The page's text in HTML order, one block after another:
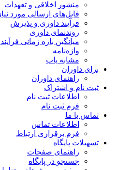
منشور اخلاقی و تعهدات
فایل‌های ارسالی مورد
فرآیند داوری و پذیرش
روندنمای داوری
میانگین بازه زمانی
واژه‌نامه
مشابه یاب
برای داوران
راهنمای داوران
ثبت نام و اشتراک
اطلاعات ثبت نام
فرم ثبت نام
تماس با ما
اطلاعات تماس
فرم برقراری ارتباط
تسهیلات پایگاه
راهنمای صفحات
جستجو در پایگاه